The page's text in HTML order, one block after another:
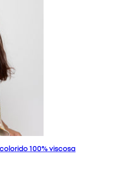
100% viscosa